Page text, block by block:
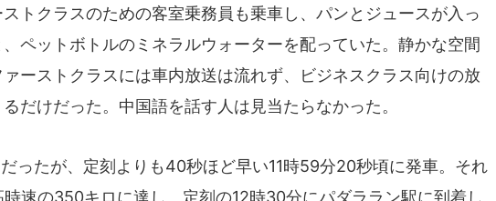
トクラスのための客室乗務員も乗車し、パンとジュースが入っ
ペットボトルのミネラルウォーターを配っていた。静かな空間
ーストクラスには車内放送は流れず、ビジネスクラス向けの放
だけだった。中国語を話す人は見当たらなかった。
ったが、定刻よりも40秒ほど早い11時59分20秒頃に発車。それ
速の350キロに達し、定刻の12時30分にパダララン駅に到着し